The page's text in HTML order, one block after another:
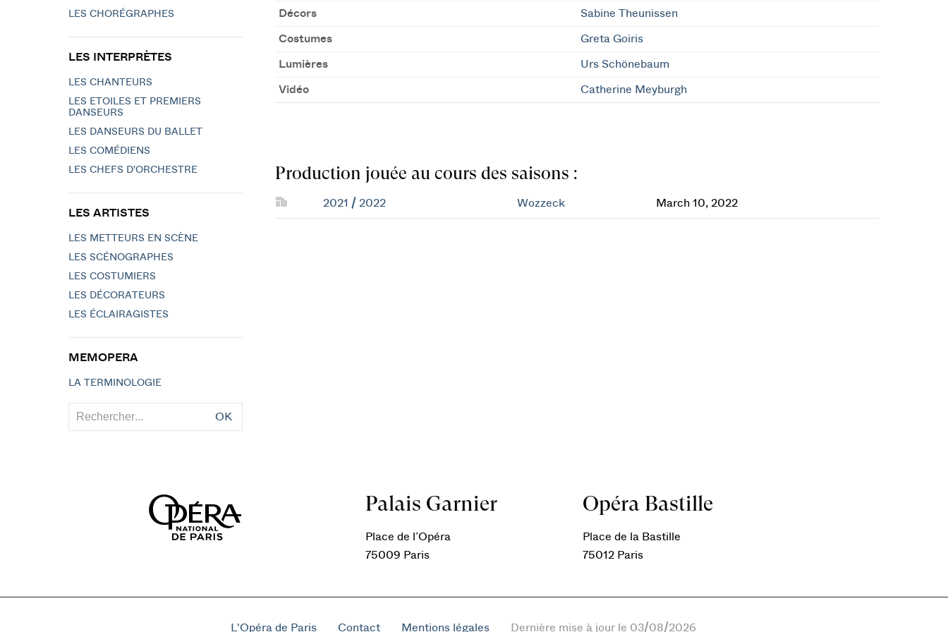
Décors Sabine Theunissen
Costumes Greta Goiris
Lumières Urs Schönebaum
Vidéo Catherine Meyburgh
Production jouée au cours des saisons :
2021 / 2022 Wozzeck March 10, 2022
LES CHORÉGRAPHES
LES INTERPRÈTES
LES CHANTEURS
LES ETOILES ET PREMIERS
DANSEURS
LES DANSEURS DU BALLET
LES COMÉDIENS
LES CHEFS D'ORCHESTRE
LES ARTISTES
LES METTEURS EN SCÈNE
LES SCÉNOGRAPHES
LES COSTUMIERS
LES DÉCORATEURS
LES ÉCLAIRAGISTES
MEMOPERA
LA TERMINOLOGIE
OK
Palais Garnier
Place de l’Opéra
75009 Paris
Opéra Bastille
Place de la Bastille
75012 Paris
L'Opéra de Paris Contact Mentions légales Dernière mise à jour le 03/08/2026